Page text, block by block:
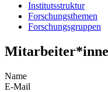
Institutsstruktur
Forschungsthemen
Forschungsgruppen
Name
E-Mail